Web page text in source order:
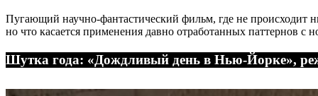
Пугающий научно-фантастический фильм, где не происходит
но что касается применения давно отработанных паттернов с
Шутка года: «Дождливый день в Нью-Йорке»,